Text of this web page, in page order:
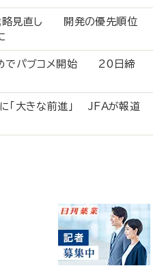
戦略見直し 開発の優先順位
めでパブコメ開始 20日締
「大きな前進」 JFAが報道